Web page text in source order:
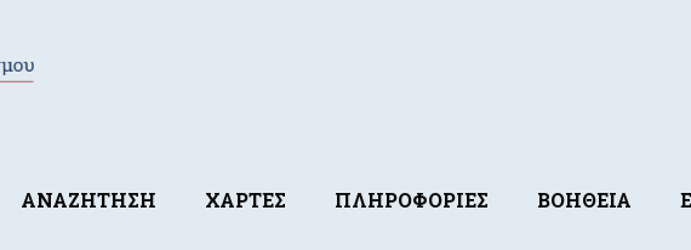
ΑΝΑΖΗΤΗΣΗ ΧΑΡΤΕΣ ΠΛΗΡΟΦΟΡΙΕΣ ΒΟΗΘΕΙΑ